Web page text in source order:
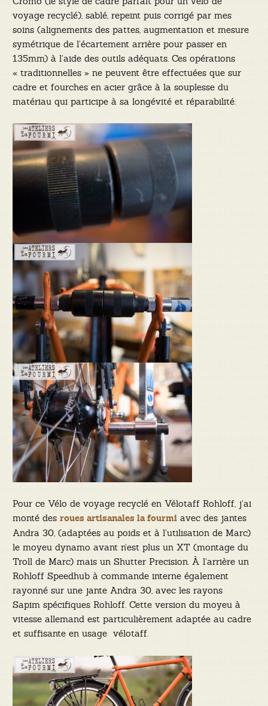
voyage recyclé), sablé, repeint puis corrigé par mes
soins (alignements des pattes, augmentation et mesure
symétrique de l’écartement arrière pour passer en
135mm) à l’aide des outils adéquats. Ces opérations
« traditionnelles » ne peuvent être effectuées que sur
cadre et fourches en acier grâce à la souplesse du
matériau qui participe à sa longévité et réparabilité.
Pour ce Vélo de voyage recyclé en Vélotaff Rohloff, j’ai
monté des roues artisanales la fourmiavec des jantes
Andra 30, (adaptées au poids et à l’utilisation de Marc)
le moyeu dynamo avant n’est plus un XT (montage du
Troll de Marc) mais un Shutter Precision. À l’arrière un
Rohloff Speedhub à commande interne également
rayonné sur une jante Andra 30, avec les rayons
Sapim spécifiques Rohloff. Cette version du moyeu à
vitesse allemand est particulièrement adaptée au cadre
et suffisante en usage vélotaff.